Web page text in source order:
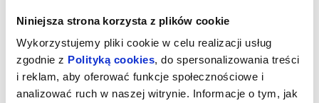
Niniejsza strona korzysta z plików cookie
Wykorzystujemy pliki cookie w celu realizacji usług
zgodnie z Polityką cookies, do spersonalizowania treści
i reklam, aby oferować funkcje społecznościowe i
analizować ruch w naszej witrynie. Informacje o tym, jak
Sprzedaż biletów on-line na wydarzenie
została zakończona.